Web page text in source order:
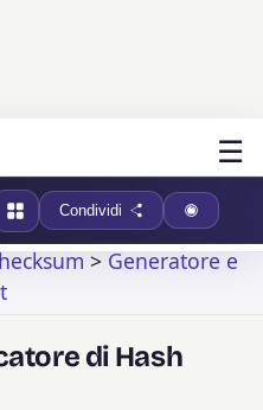
☰
Condividi
>Generatore e
di Hash